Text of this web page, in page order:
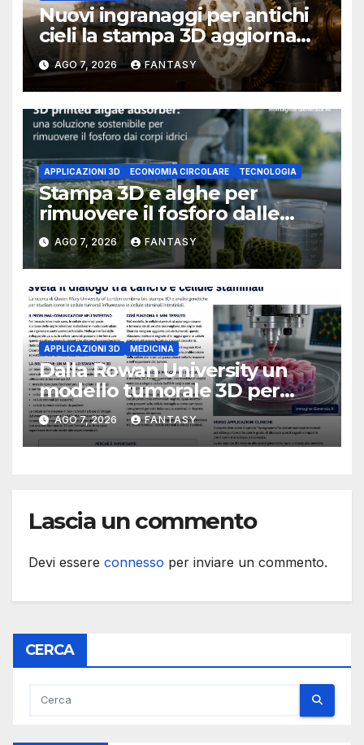
Nuovi ingranaggi per antichi
cieli la stampa 3D aggiorna
un osservatorio del 1930 della
University of Arkansas at
Little Rock
AGO 7, 2026 FANTASY
APPLICAZIONI 3D ECONOMIA CIRCOLARE TECNOLOGIA
Stampa 3D e alghe per
rimuovere il fosforo dalle
acque il progetto della
Florida Atlantic University
AGO 7, 2026 FANTASY
APPLICAZIONI 3D MEDICINA
Dalla Rowan University un
modello tumorale 3D per
studiare il dialogo tra cancro
e cellule staminali
AGO 7, 2026 FANTASY
Lascia un commento
Devi essere connesso per inviare un commento.
CERCA